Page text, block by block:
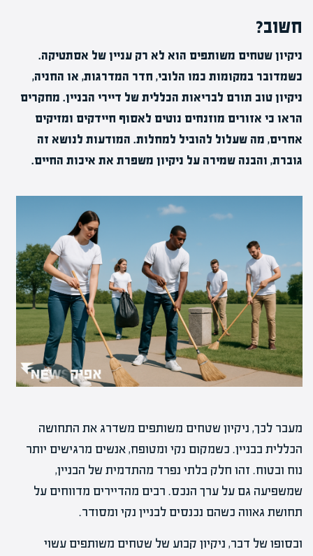
חשוב?
ניקיון שטחים משותפים הוא לא רק עניין של אסתטיקה.
כשמדובר במקומות כמו הלובי, חדר המדרגות, או החניה,
ניקיון טוב תורם לבריאות הכללית של דיירי הבניין. מחקרים
הראו כי אזורים מוזנחים נוטים לאסוף חיידקים ומזיקים
אחרים, מה שעלול להוביל למחלות. המודעות לנושא זה
גוברת, והבנה שמירה על ניקיון משפרת את איכות החיים.
מעבר לכך, ניקיון שטחים משותפים משדרג את התחושה
הכללית בבניין. כשמקום נקי ומטופח, אנשים מרגישים יותר
נוח ובטוח. זהו חלק בלתי נפרד מהתדמית של הבניין,
שמשפיעה גם על ערך הנכס. רבים מהדיירים מדווחים על
תחושת גאווה כשהם נכנסים לבניין נקי ומסודר.
ובסופו של דבר, ניקיון קבוע של שטחים משותפים עשוי